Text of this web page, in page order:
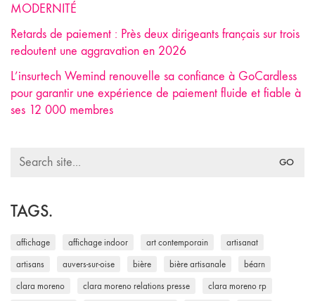
MODERNITÉ
Retards de paiement : Près deux dirigeants français sur trois
redoutent une aggravation en 2026
L’insurtech Wemind renouvelle sa confiance à GoCardless
pour garantir une expérience de paiement fluide et fiable à
ses 12 000 membres
Search
TAGS.
affichage affichage indoor art contemporain artisanat
artisans auvers-sur-oise bière bière artisanale béarn
clara moreno clara moreno relations presse clara moreno rp